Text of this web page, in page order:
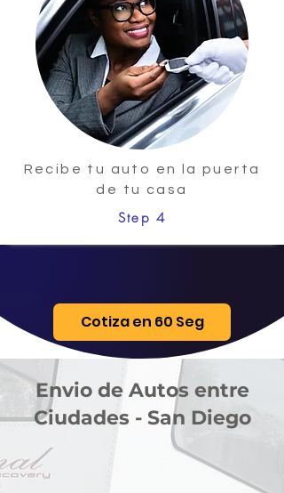
Recibe tu auto en la puerta
de tu casa
Step 4
Cotiza en 60 Seg
Envio de Autos entre
Ciudades - San Diego